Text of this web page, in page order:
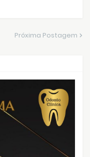
Próxima Postagem